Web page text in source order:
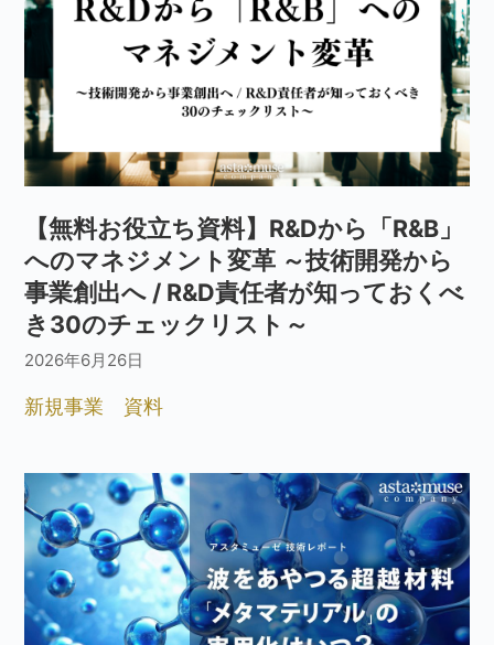
【無料お役立ち資料】R&Dから「R&B」
へのマネジメント変革 ～技術開発から
事業創出へ / R&D責任者が知っておくべ
き30のチェックリスト～
2026年6月26日
新規事業 資料